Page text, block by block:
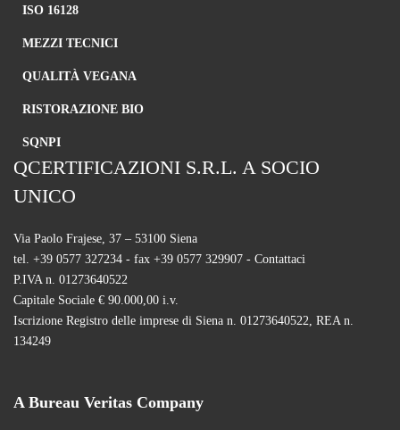
ISO 16128
MEZZI TECNICI
QUALITÀ VEGANA
RISTORAZIONE BIO
SQNPI
QCERTIFICAZIONI S.R.L. A SOCIO
UNICO
Via Paolo Frajese, 37 – 53100 Siena
tel. +39 0577 327234 - fax +39 0577 329907 - Contattaci
P.IVA n. 01273640522
Capitale Sociale € 90.000,00 i.v.
Iscrizione Registro delle imprese di Siena n. 01273640522, REA n.
134249
A Bureau Veritas Company
Questi cookie
strettamente
necessari per il
corretto
del sito e la
esecuzione dei
richiesti,
nonché per
memorizzare
il tuo consenso
per altre
categorie di
modificando